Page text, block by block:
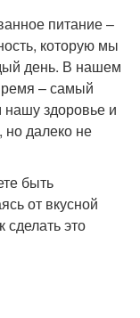
питание –
которую мы
день. В нашем
– самый
нашу здоровье и
но далеко не
быть
от вкусной
это